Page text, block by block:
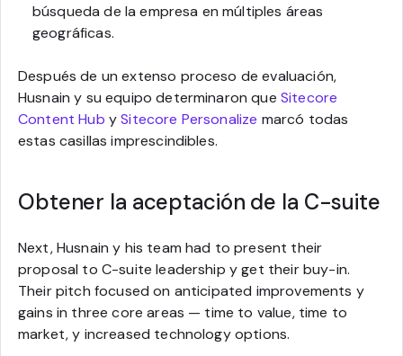
búsqueda de la empresa en múltiples áreas
geográficas.
Después de un extenso proceso de evaluación,
Husnain y su equipo determinaron que Sitecore
Content Hub ySitecore Personalize marcó todas
estas casillas imprescindibles.
Obtener la aceptación de la C-suite
Next, Husnain y his team had to present their
proposal to C-suite leadership y get their buy-in.
Their pitch focused on anticipated improvements y
gains in three core areas — time to value, time to
market, y increased technology options.